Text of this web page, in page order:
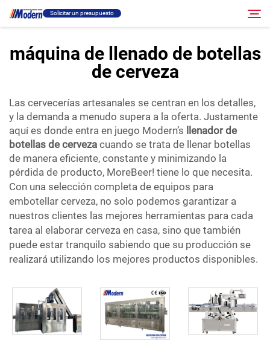
Solicitar un presupuesto
Llenado Y Empaque
Acerca
Vídeo
Contacto
Sitio RU
máquina de llenado de botellas
de cerveza
Las cervecerías artesanales se centran en los detalles,
y la demanda a menudo supera a la oferta. Justamente
aquí es donde entra en juego Modern’s llenador de
botellas de cerveza cuando se trata de llenar botellas
de manera eficiente, constante y minimizando la
pérdida de producto, MoreBeer! tiene lo que necesita.
Con una selección completa de equipos para
embotellar cerveza, no solo podemos garantizar a
nuestros clientes las mejores herramientas para cada
tarea al elaborar cerveza en casa, sino que también
puede estar tranquilo sabiendo que su producción se
realizará utilizando los mejores productos disponibles.